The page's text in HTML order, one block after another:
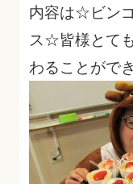
内容は☆ビン
ス☆皆様とて
わることがで